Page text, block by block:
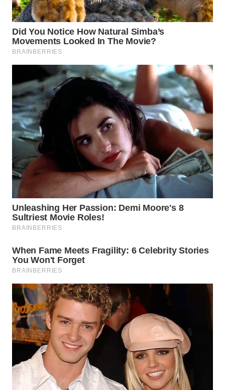
SERDANG
WN
TEBING
TINGGI
WN
PAKPAK
WN
KARAWANG
WN
BEKASI
BOGOR
WN
WN
TAPANULI
UTARA
WN
SAMOSIR
WN
PADANG
LAWAS